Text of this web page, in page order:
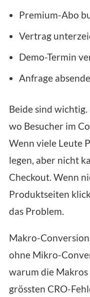
Premium-Abo
Vertrag
Demo-Termin
Anfrage
Beide sind
wo Besucher im
Wenn viele Leute
legen, aber nicht
Checkout. Wenn
Produktseiten
das Problem.
Makro-
ohne Mikro-
warum die
grössten CRO-